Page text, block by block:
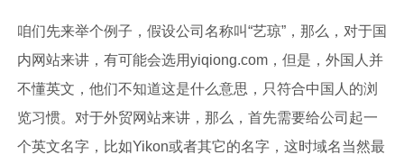
咱们先来举个例子，假设公司名称叫“艺琼”，那么，对于国
内网站来讲，有可能会选用yiqiong.com，但是，外国人并
不懂英文，他们不知道这是什么意思，只符合中国人的浏
览习惯。对于外贸网站来讲，那么，首先需要给公司起一
个英文名字，比如Yikon或者其它的名字，这时域名当然最